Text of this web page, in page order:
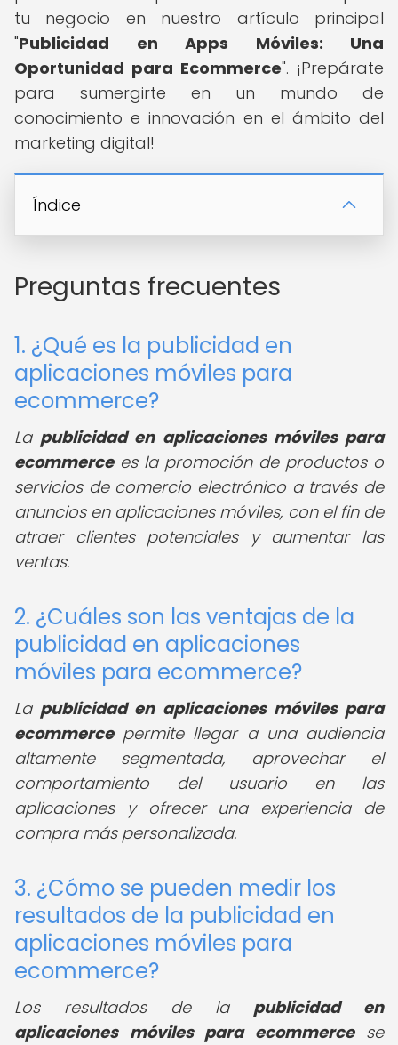
tu negocio en nuestro artículo principal
"Publicidad en Apps Móviles: Una
Oportunidad para Ecommerce". ¡Prepárate
para sumergirte en un mundo de
conocimiento e innovación en el ámbito del
marketing digital!
Índice
Preguntas frecuentes
1. ¿Qué es la publicidad en
aplicaciones móviles para
ecommerce?
La publicidad en aplicaciones móviles para
ecommercees la promoción de productos o
servicios de comercio electrónico a través de
anuncios en aplicaciones móviles, con el fin de
atraer clientes potenciales y aumentar las
ventas.
2. ¿Cuáles son las ventajas de la
publicidad en aplicaciones
móviles para ecommerce?
La publicidad en aplicaciones móviles para
ecommercepermite llegar a una audiencia
altamente segmentada, aprovechar el
comportamiento del usuario en las
aplicaciones y ofrecer una experiencia de
compra más personalizada.
3. ¿Cómo se pueden medir los
resultados de la publicidad en
aplicaciones móviles para
ecommerce?
Los resultados de la publicidad en
aplicaciones móviles para ecommercese